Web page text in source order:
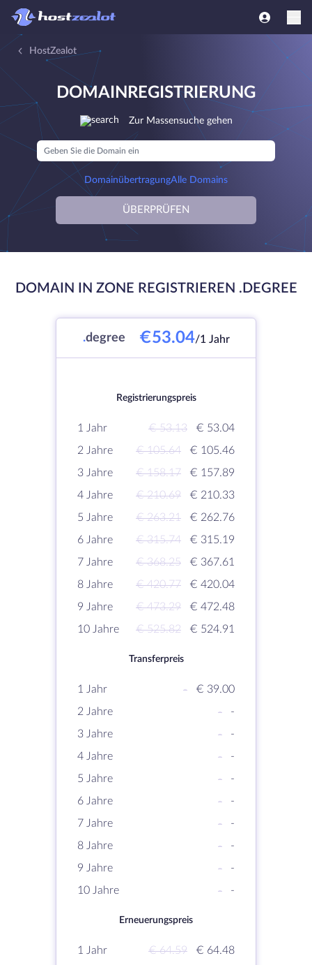
HostZealot
DOMAINREGISTRIERUNG
Zur Massensuche gehen
DomainübertragungAlle Domains
ÜBERPRÜFEN
DOMAIN IN ZONE REGISTRIEREN .DEGREE
.degree €53.04/1 Jahr
Registrierungspreis
1 Jahr € 53.13
€ 53.04
2 Jahre
€ 105.64
€ 105.46
3 Jahre
€ 158.17
€ 157.89
4 Jahre
€ 210.69
€ 210.33
5 Jahre
€ 263.21
€ 262.76
6 Jahre
€ 315.74
€ 315.19
7 Jahre
€ 368.25
€ 367.61
8 Jahre
€ 420.77
€ 420.04
9 Jahre
€ 473.29
€ 472.48
10 Jahre
€ 525.82 € 524.91
Transferpreis
1 Jahr -
€ 39.00
2 Jahre
-
-
3 Jahre
-
-
4 Jahre
-
-
5 Jahre
-
-
6 Jahre
-
-
7 Jahre
-
-
8 Jahre
-
-
9 Jahre
-
-
10 Jahre
- -
Erneuerungspreis
1 Jahr € 64.59
€ 64.48